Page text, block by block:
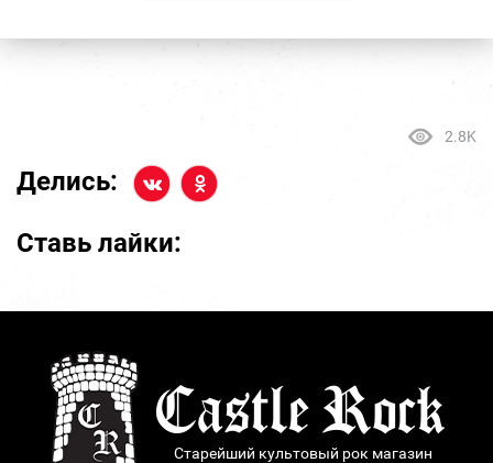
2.8K
Делись:
Ставь лайки:
Старейший культовый рок магазин